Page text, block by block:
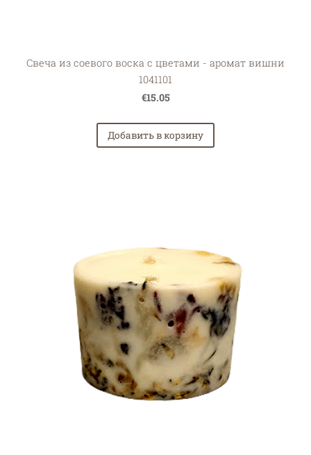
Свеча из соевого воска с цветами - аромат вишни
1041101
€15.05
Добавить в корзину